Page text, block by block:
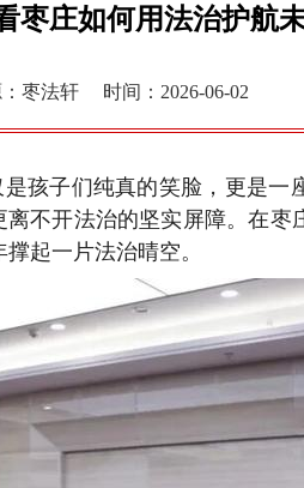
枣庄如何用法治护航
枣法轩 时间：2026-06-02
孩子们纯真的笑脸，更是
不开法治的坚实屏障。在枣
起一片法治晴空。